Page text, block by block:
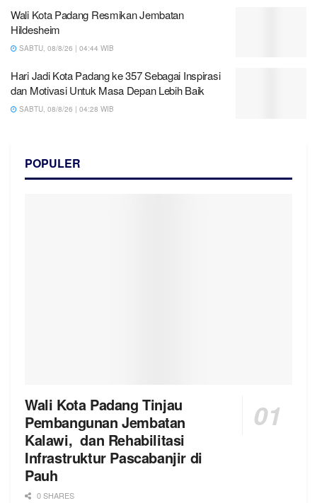
Wali Kota Padang Resmikan Jembatan
Hildesheim
SABTU, 08/8/26 | 04:44 WIB
Hari Jadi Kota Padang ke 357 Sebagai Inspirasi
dan Motivasi Untuk Masa Depan Lebih Baik
SABTU, 08/8/26 | 04:28 WIB
POPULER
Wali Kota Padang Tinjau
Pembangunan Jembatan
Kalawi, dan Rehabilitasi
Infrastruktur Pascabanjir di
Pauh
0 SHARES